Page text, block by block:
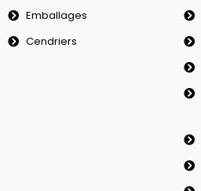
Emballages
Cendriers